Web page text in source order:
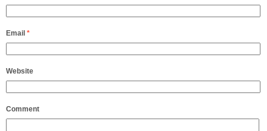
Email *
Website
Comment